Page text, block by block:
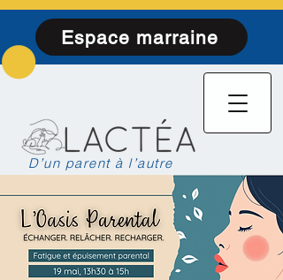
D’un parent à l’autre
Espace marraine